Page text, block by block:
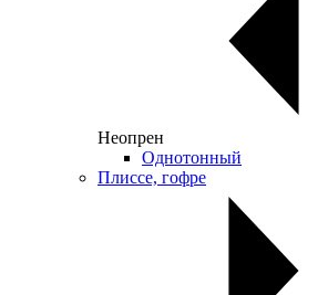
Неопрен
Однотонный
Плиссе, гофре